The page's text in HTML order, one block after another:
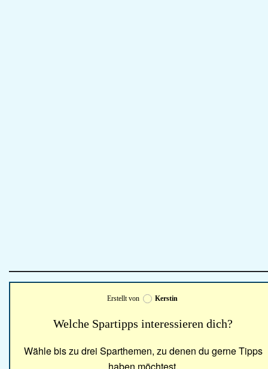
Erstellt von Kerstin
Welche Spartipps interessieren dich?
Wähle bis zu drei Sparthemen, zu denen du gerne Tipps
haben möchtest.